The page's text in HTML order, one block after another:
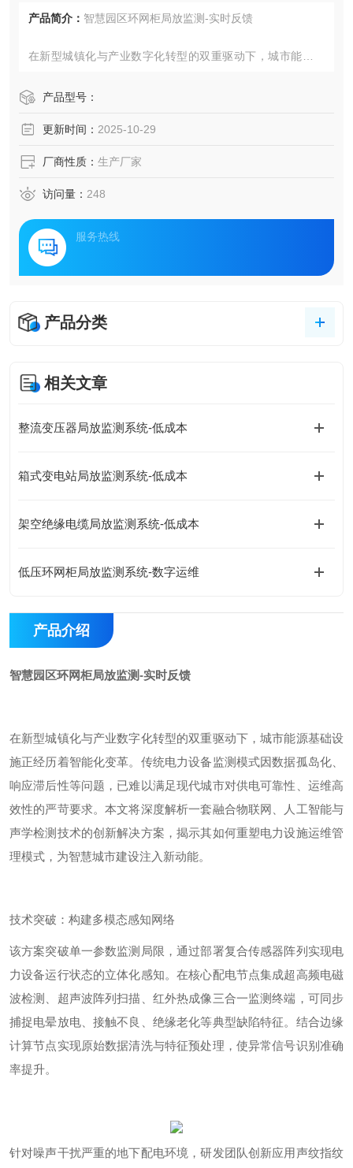
产品简介： 智慧园区环网柜局放监测-实时反馈
在新型城镇化与产业数字化转型的双重驱动下，城市能源基
孤岛化、响应滞后性等问题，已难以满足现代城市对供电可
联网、人工智能与声学检测技术的创新解决方案，揭示其如
能。
产品型号：
更新时间： 2025-10-29
厂商性质： 生产厂家
访问量： 248
服务热线
产品分类
相关文章
整流变压器局放监测系统-低成本
箱式变电站局放监测系统-低成本
架空绝缘电缆局放监测系统-低成本
低压环网柜局放监测系统-数字运维
产品介绍
智慧园区环网柜局放监测-实时反馈
在新型城镇化与产业数字化转型的双重驱动下，城市能源基础设
施正经历着智能化变革。传统电力设备监测模式因数据孤岛化、
响应滞后性等问题，已难以满足现代城市对供电可靠性、运维高
效性的严苛要求。本文将深度解析一套融合物联网、人工智能与
声学检测技术的创新解决方案，揭示其如何重塑电力设施运维管
理模式，为智慧城市建设注入新动能。
技术突破：构建多模态感知网络
该方案突破单一参数监测局限，通过部署复合传感器阵列实现电
力设备运行状态的立体化感知。在核心配电节点集成超高频电磁
波检测、超声波阵列扫描、红外热成像三合一监测终端，可同步
捕捉电晕放电、接触不良、绝缘老化等典型缺陷特征。结合边缘
计算节点实现原始数据清洗与特征预处理，使异常信号识别准确
率提升。
针对噪声干扰严重的地下配电环境，研发团队创新应用声纹指纹